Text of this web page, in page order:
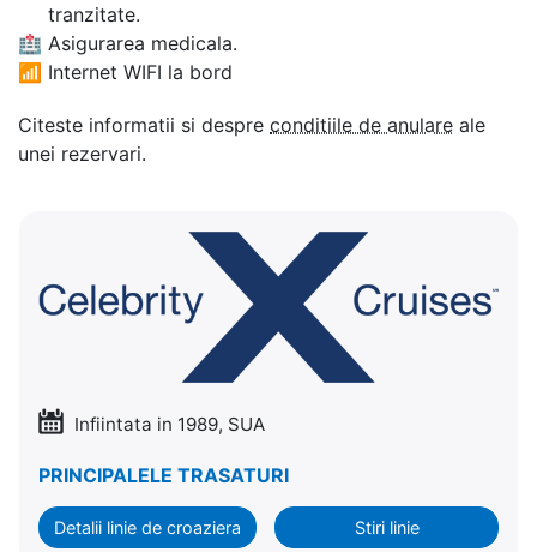
tranzitate.
🏥 Asigurarea medicala.
📶 Internet WIFI la bord
Citeste informatii si despre conditiile de anulare ale
unei rezervari.
Infiintata in 1989, SUA
PRINCIPALELE TRASATURI
Detalii linie de croaziera Stiri linie